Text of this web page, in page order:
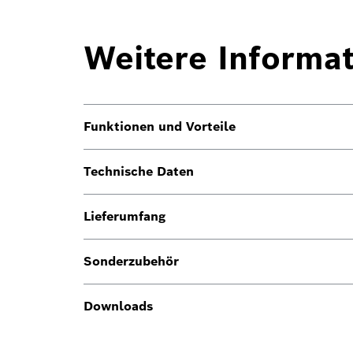
Weitere
Funktionen und Vorteile
Technische Daten
Lieferumfang
Sonderzubehör
Downloads